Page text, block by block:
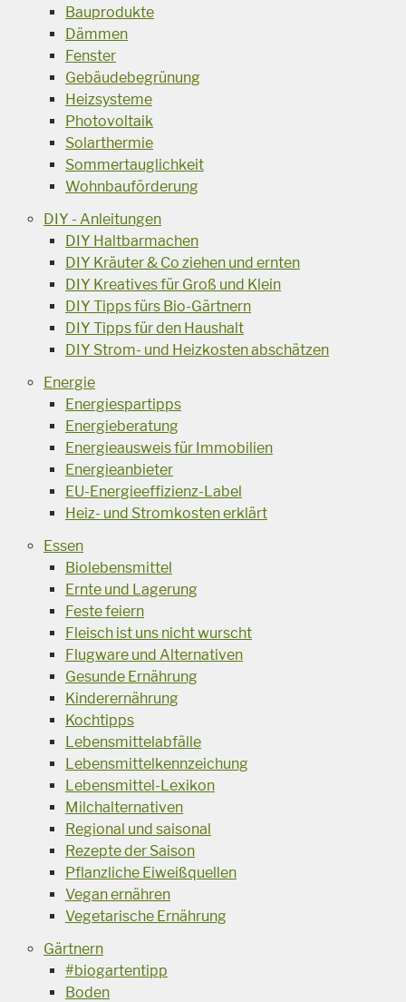
Bauprodukte
Dämmen
Fenster
Gebäudebegrünung
Heizsysteme
Photovoltaik
Solarthermie
Sommertauglichkeit
Wohnbauförderung
DIY - Anleitungen
DIY Haltbarmachen
DIY Kräuter & Co ziehen und ernten
DIY Kreatives für Groß und Klein
DIY Tipps fürs Bio-Gärtnern
DIY Tipps für den Haushalt
DIY Strom- und Heizkosten abschätzen
Energie
Energiespartipps
Energieberatung
Energieausweis für Immobilien
Energieanbieter
EU-Energieeffizienz-Label
Heiz- und Stromkosten erklärt
Essen
Biolebensmittel
Ernte und Lagerung
Feste feiern
Fleisch ist uns nicht wurscht
Flugware und Alternativen
Gesunde Ernährung
Kinderernährung
Kochtipps
Lebensmittelabfälle
Lebensmittelkennzeichung
Lebensmittel-Lexikon
Milchalternativen
Regional und saisonal
Rezepte der Saison
Pflanzliche Eiweißquellen
Vegan ernähren
Vegetarische Ernährung
Gärtnern
#biogartentipp
Boden